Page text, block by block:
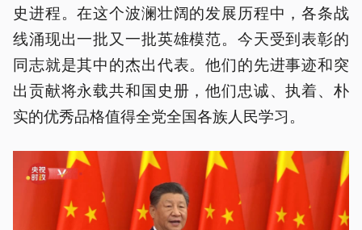
史进程。在这个波澜壮阔的发展历程中，各条战
线涌现出一批又一批英雄模范。今天受到表彰的
同志就是其中的杰出代表。他们的先进事迹和突
出贡献将永载共和国史册，他们忠诚、执着、朴
实的优秀品格值得全党全国各族人民学习。